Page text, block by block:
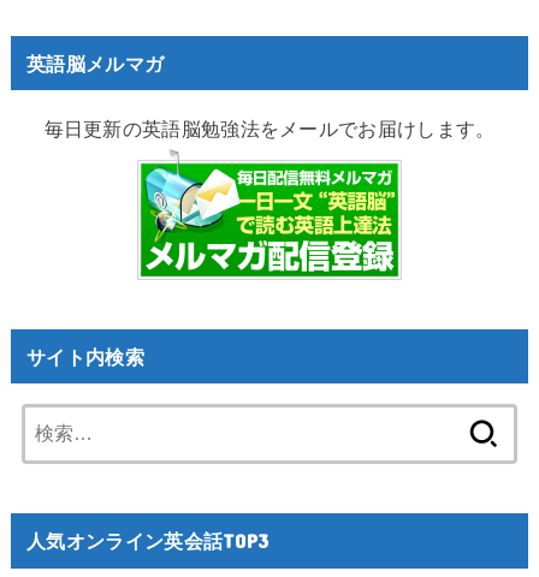
英語脳メルマガ
毎日更新の英語脳勉強法をメールでお届けします。
サイト内検索
索:
人気オンライン英会話TOP3